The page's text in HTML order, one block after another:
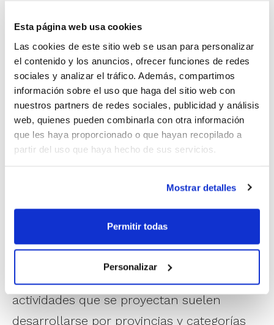
Esta página web usa cookies
Las cookies de este sitio web se usan para personalizar
el contenido y los anuncios, ofrecer funciones de redes
sociales y analizar el tráfico. Además, compartimos
información sobre el uso que haga del sitio web con
nuestros partners de redes sociales, publicidad y análisis
web, quienes pueden combinarla con otra información
que les haya proporcionado o que hayan recopilado a
partir del uso que haya hecho de sus servicios.
Mostrar detalles
Permitir todas
Personalizar
desarrolla durante los encuentros. En concreto, en
mecánica y la técnica del arbitraje, se hizo hincapie en
la importancia de ser capaz de mantener un mismo
criterio desde el comienzo hasta el final de un partido
y se analizaron diversas situaciones de juego en las
que se incurría en violaciones de las reglas de juego.
La Jornada es una más de las actividades
CTA para todos los árbitros y oficiales de
actividades que se proyectan suelen
desarrollarse por provincias y categorías